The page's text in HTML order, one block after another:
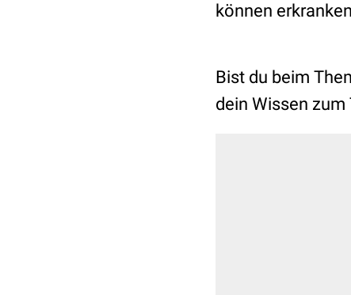
können
Bist du beim
dein Wissen